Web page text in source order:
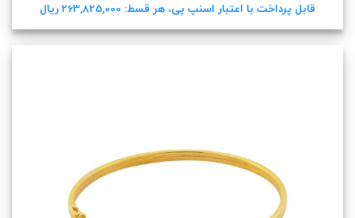
قابل پرداخت با اعتبار اسنپ پی، هر قسط: 263,825,000 ریال